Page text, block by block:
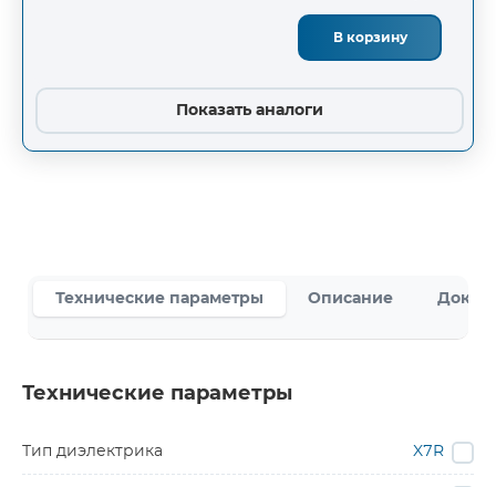
В корзину
Показать аналоги
Технические параметры Описание
Технические параметры
Тип диэлектрика X7R